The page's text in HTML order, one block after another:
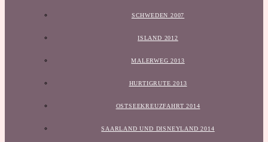
SCHWEDEN 2007
ISLAND 2012
MALERWEG 2013
HURTIGRUTE 2013
OSTSEEKREUZFAHRT 2014
SAARLAND UND DISNEYLAND 2014